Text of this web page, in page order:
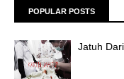
POPULAR POSTS
Jatuh